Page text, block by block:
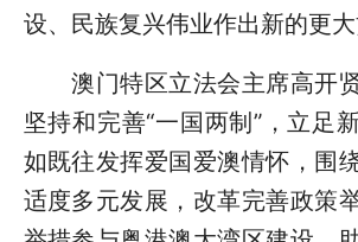
设、民族复兴伟业作出新的更大
澳门特区立法会主席高开
坚持和完善“一国两制”，立足
如既往发挥爱国爱澳情怀，围
适度多元发展，改革完善政策